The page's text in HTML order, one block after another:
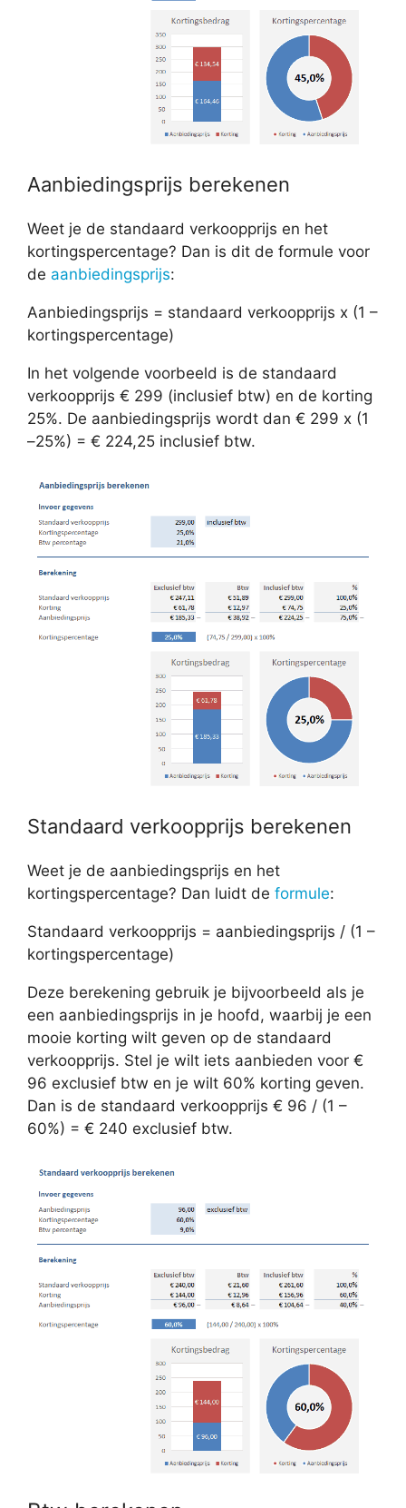
Aanbiedingsprijs berekenen
Weet je de standaard verkoopprijs en het
kortingspercentage? Dan is dit de formule voor
de aanbiedingsprijs:
Aanbiedingsprijs = standaard verkoopprijs x (1 –
kortingspercentage)
In het volgende voorbeeld is de standaard
verkoopprijs € 299 (inclusief btw) en de korting
25%. De aanbiedingsprijs wordt dan € 299 x (1
–25%) = € 224,25 inclusief btw.
Standaard verkoopprijs berekenen
Weet je de aanbiedingsprijs en het
kortingspercentage? Dan luidt de formule:
Standaard verkoopprijs = aanbiedingsprijs / (1 –
kortingspercentage)
Deze berekening gebruik je bijvoorbeeld als je
een aanbiedingsprijs in je hoofd, waarbij je een
mooie korting wilt geven op de standaard
verkoopprijs. Stel je wilt iets aanbieden voor €
96 exclusief btw en je wilt 60% korting geven.
Dan is de standaard verkoopprijs € 96 / (1 –
60%) = € 240 exclusief btw.